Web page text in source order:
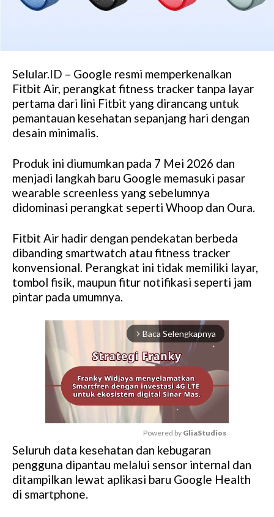
Selular.ID – Google resmi memperkenalkan
Fitbit Air, perangkat fitness tracker tanpa layar
pertama dari lini Fitbit yang dirancang untuk
pemantauan kesehatan sepanjang hari dengan
desain minimalis.
Produk ini diumumkan pada 7 Mei 2026 dan
menjadi langkah baru Google memasuki pasar
wearable screenless yang sebelumnya
didominasi perangkat seperti Whoop dan Oura.
Fitbit Air hadir dengan pendekatan berbeda
dibanding smartwatch atau fitness tracker
konvensional. Perangkat ini tidak memiliki layar,
tombol fisik, maupun fitur notifikasi seperti jam
pintar pada umumnya.
arrow_forward_ios Baca Selengkapnya
M
t
Powered by GliaStudios
Seluruh data kesehatan dan kebugaran
pengguna dipantau melalui sensor internal dan
ditampilkan lewat aplikasi baru Google Health
di smartphone.